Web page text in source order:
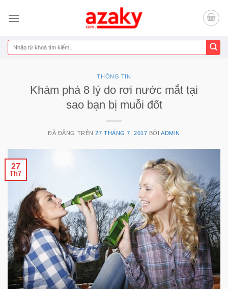
đến
dung
Tìm
kiếm:
THÔNG TIN
Khám phá 8 lý do rơi nước mắt tại
sao bạn bị muỗi đốt
ĐÃ ĐĂNG TRÊN27 THÁNG 7, 2017 BỞIADMIN
27
Th7